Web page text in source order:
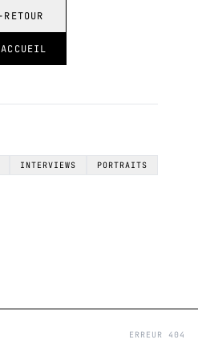
RETOUR
ACCUEIL
INTERVIEWS PORTRAITS
ERREUR 404